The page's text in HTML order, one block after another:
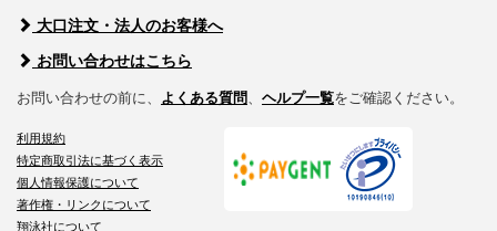
大口注文・法人のお客様へ
お問い合わせはこちら
お問い合わせの前に、 よくある質問 ヘルプ一覧をご確認ください。
利用規約
特定商取引法に基づく表示
個人情報保護について
著作権・リンクについて
翔泳社について